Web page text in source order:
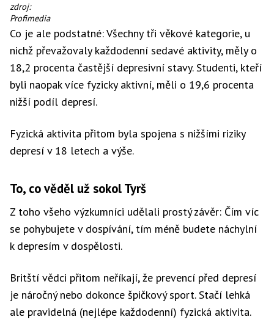
Golf,
dobrý
sport
pro
dobu
sociálního
odstupu.
Zejména,
když
chodíte
flightu
sám
zdroj:
Profimedia
Co je ale podstatné: Všechny tři věkové kategorie, u
nichž převažovaly každodenní sedavé aktivity, měly o
18,2 procenta častější depresivní stavy. Studenti, kteří
byli naopak více fyzicky aktivní, měli o 19,6 procenta
nižší podíl depresí.
Fyzická aktivita přitom byla spojena s nižšími riziky
depresí v 18 letech a výše.
To, co věděl už sokol Tyrš
Z toho všeho výzkumníci udělali prostý závěr: Čím víc
se pohybujete v dospívání, tím méně budete náchylní
k depresím v dospělosti.
Britští vědci přitom neříkají, že prevencí před depresí
je náročný nebo dokonce špičkový sport. Stačí lehká
ale pravidelná (nejlépe každodenní) fyzická aktivita.